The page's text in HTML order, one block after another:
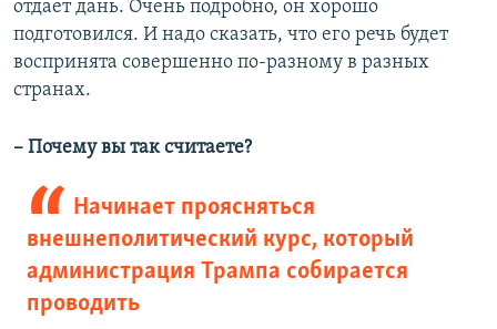
отдает дань. Очень подробно, он хорошо
подготовился. И надо сказать, что его речь будет
воспринята совершенно по-разному в разных
странах.
– Почему вы так считаете?
Начинает проясняться
внешнеполитический курс, который
администрация Трампа собирается
проводить